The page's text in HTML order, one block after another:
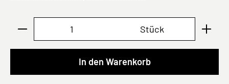
Produkt Anzahl: Gib den gewünschten
Stück
In den Warenkorb